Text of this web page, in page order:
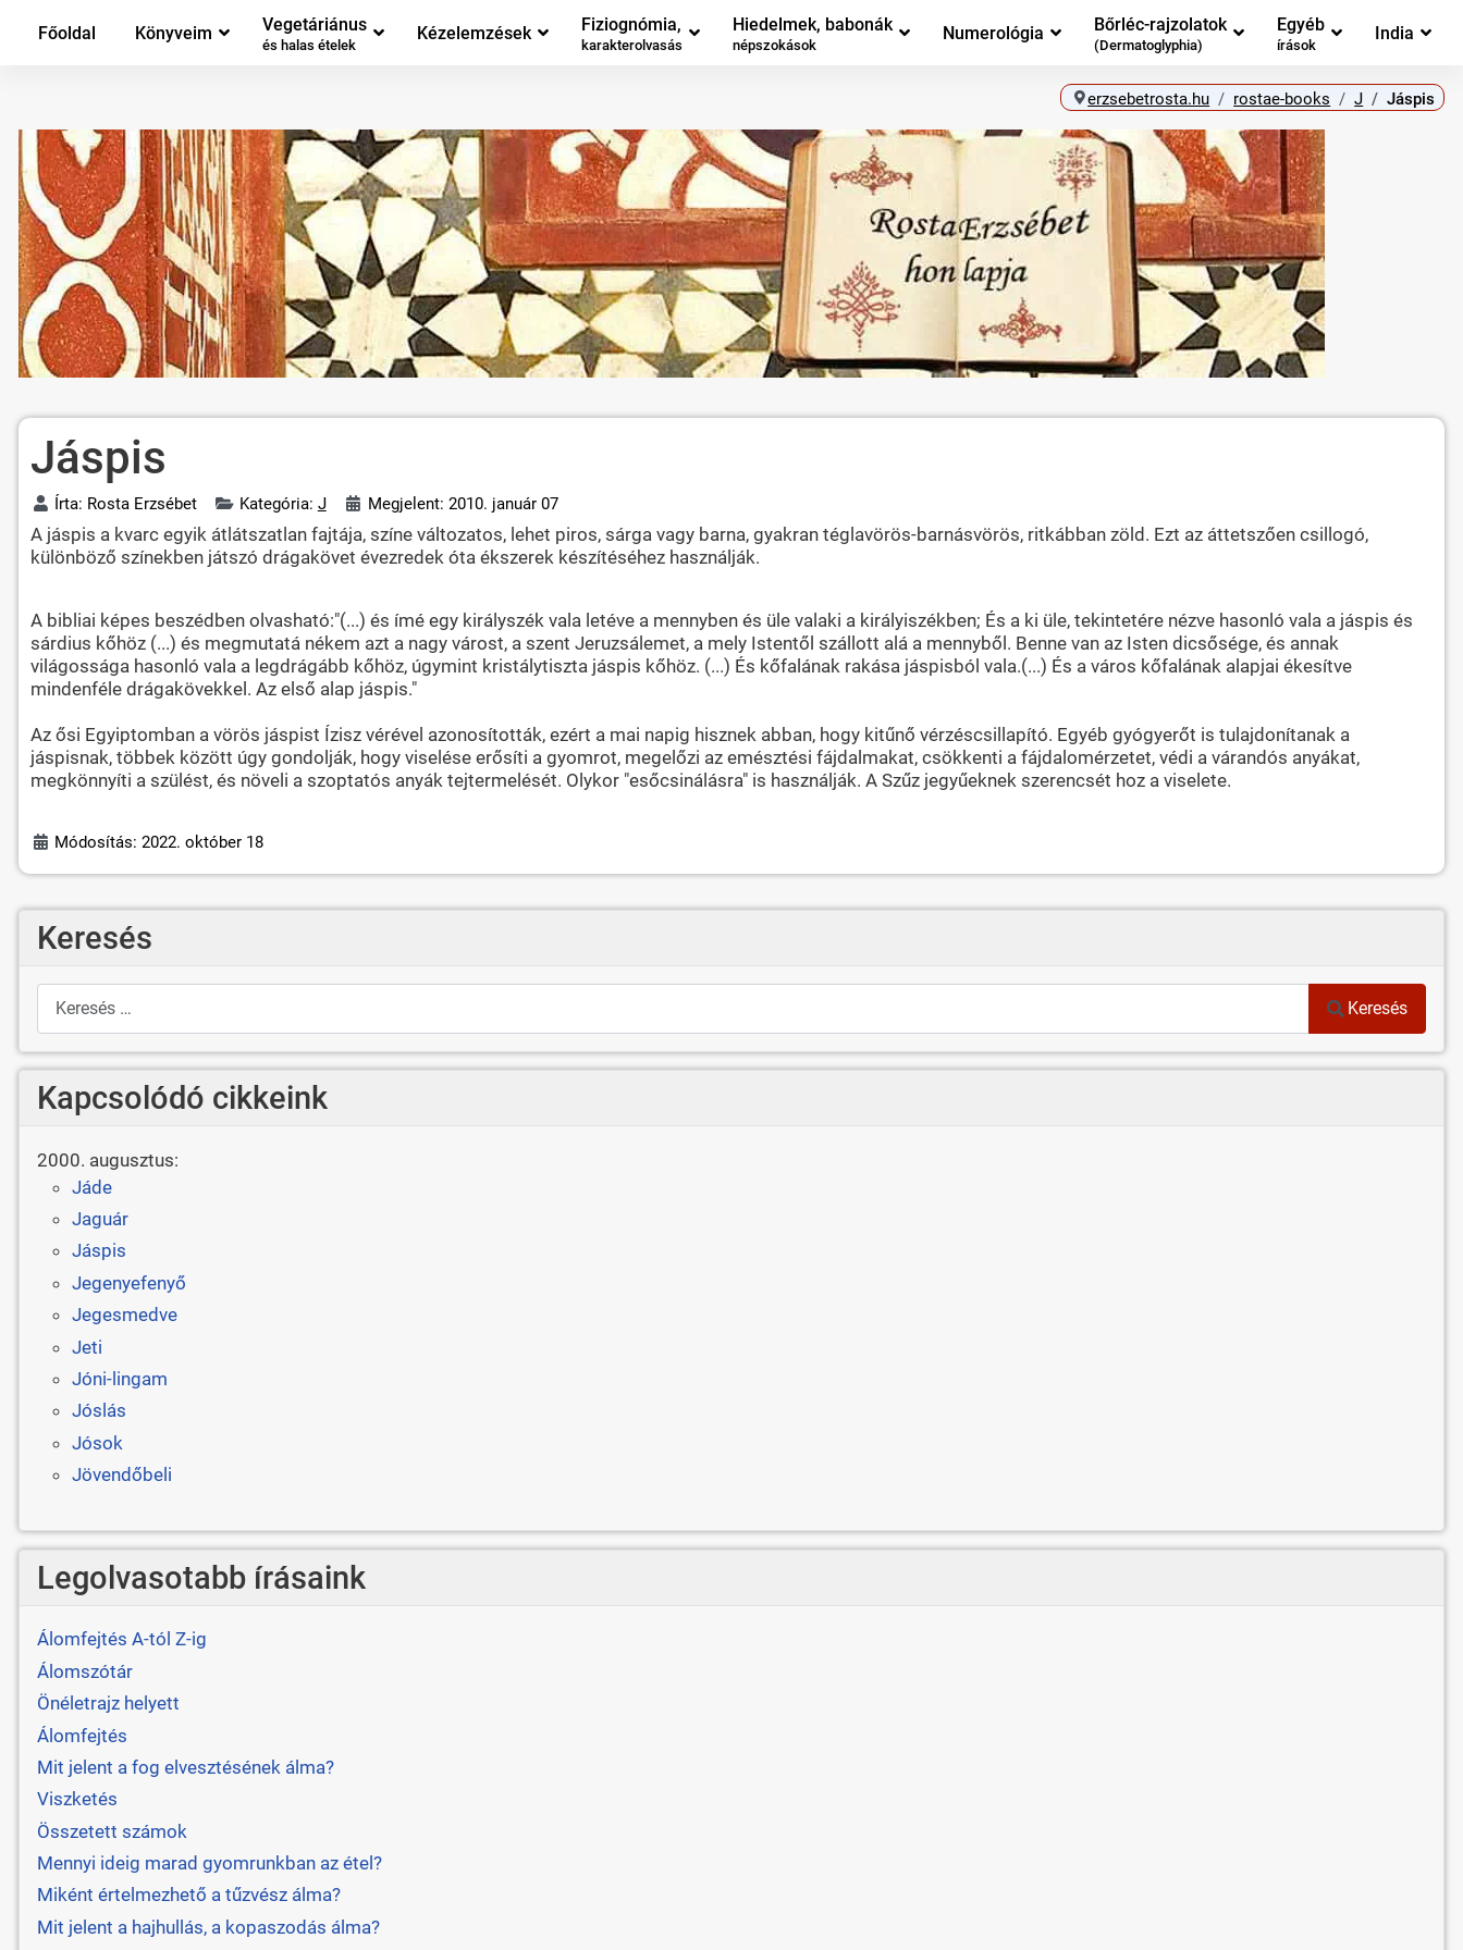
Főoldal Könyveim Vegetáriánus
és halas ételek
Kézelemzések Fiziognómia,
karakterolvasás
Hiedelmek, babonák
népszokások
Numerológia Bőrléc-rajzolatok
(Dermatoglyphia)
Egyéb
írások
India
erzsebetrosta.hu rostae-books J Jáspis
Jáspis
Írta: Rosta Erzsébet Kategória: J Megjelent: 2010. január 07
A jáspis a kvarc egyik átlátszatlan fajtája, színe változatos, lehet piros, sárga vagy barna, gyakran téglavörös-barnásvörös, ritkábban zöld. Ezt az áttetszően csillogó,
különböző színekben játszó drágakövet évezredek óta ékszerek készítéséhez használják.
A bibliai képes beszédben olvasható:"(...) és ímé egy királyszék vala letéve a mennyben és üle valaki a királyiszékben; És a ki üle, tekintetére nézve hasonló vala a jáspis és
sárdius kőhöz (...) és megmutatá nékem azt a nagy várost, a szent Jeruzsálemet, a mely Istentől szállott alá a mennyből. Benne van az Isten dicsősége, és annak
világossága hasonló vala a legdrágább kőhöz, úgymint kristálytiszta jáspis kőhöz. (...) És kőfalának rakása jáspisból vala.(...) És a város kőfalának alapjai ékesítve
mindenféle drágakövekkel. Az első alap jáspis."
Az ősi Egyiptomban a vörös jáspist Ízisz vérével azonosították, ezért a mai napig hisznek abban, hogy kitűnő vérzéscsillapító. Egyéb gyógyerőt is tulajdonítanak a
jáspisnak, többek között úgy gondolják, hogy viselése erősíti a gyomrot, megelőzi az emésztési fájdalmakat, csökkenti a fájdalomérzetet, védi a várandós anyákat,
megkönnyíti a szülést, és növeli a szoptatós anyák tejtermelését. Olykor "esőcsinálásra" is használják. A Szűz jegyűeknek szerencsét hoz a viselete.
Módosítás: 2022. október 18
Keresés
Keresés
Keresés
Kapcsolódó cikkeink
2000. augusztus:
Jáde
Jaguár
Jáspis
Jegenyefenyő
Jegesmedve
Jeti
Jóni-lingam
Jóslás
Jósok
Jövendőbeli
Legolvasotabb írásaink
Álomfejtés A-tól Z-ig
Álomszótár
Önéletrajz helyett
Álomfejtés
Mit jelent a fog elvesztésének álma?
Viszketés
Összetett számok
Mennyi ideig marad gyomrunkban az étel?
Miként értelmezhető a tűzvész álma?
Mit jelent a hajhullás, a kopaszodás álma?